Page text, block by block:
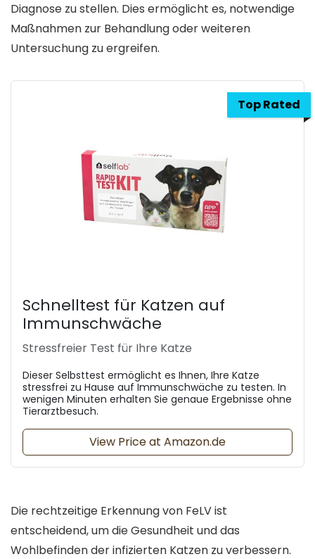
Diagnose zu stellen. Dies ermöglicht es, notwendige
Maßnahmen zur Behandlung oder weiteren
Untersuchung zu ergreifen.
Top Rated
Schnelltest für Katzen auf
Immunschwäche
Stressfreier Test für Ihre Katze
Dieser Selbsttest ermöglicht es Ihnen, Ihre Katze
stressfrei zu Hause auf Immunschwäche zu testen. In
wenigen Minuten erhalten Sie genaue Ergebnisse ohne
Tierarztbesuch.
View Price at Amazon.de
Die rechtzeitige Erkennung von FeLV ist
entscheidend, um die Gesundheit und das
Wohlbefinden der infizierten Katzen zu verbessern.